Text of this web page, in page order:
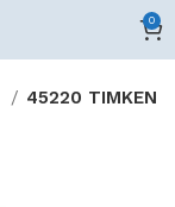
0
45220 TIMKEN